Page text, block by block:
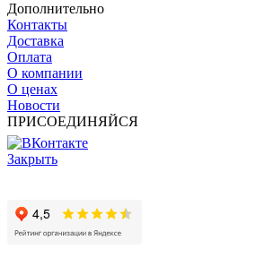
Дополнительно
Контакты
Доставка
Оплата
О компании
О ценах
Новости
ПРИСОЕДИНЯЙСЯ
Закрыть